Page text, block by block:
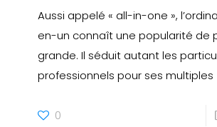
Aussi appelé « all-in-one »,
en-un connaît une popularité de
grande. Il séduit autant les
professionnels pour ses multiples
0